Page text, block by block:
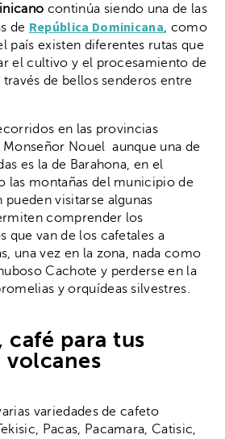
continúa siendo una de las
de República Dominicana, como
país existen diferentes rutas que
el cultivo y el procesamiento de
de bellos senderos entre
en las provincias
Monseñor Nouel aunque una de
es la de Barahona, en el
las montañas del municipio de
visitarse algunas
comprender los
que van de los cafetales a
una vez en la zona, nada como
Cachote y perderse en la
y orquídeas silvestres.
café para tus
volcanes
variedades de cafeto
Pacas, Pacamara, Catisic,